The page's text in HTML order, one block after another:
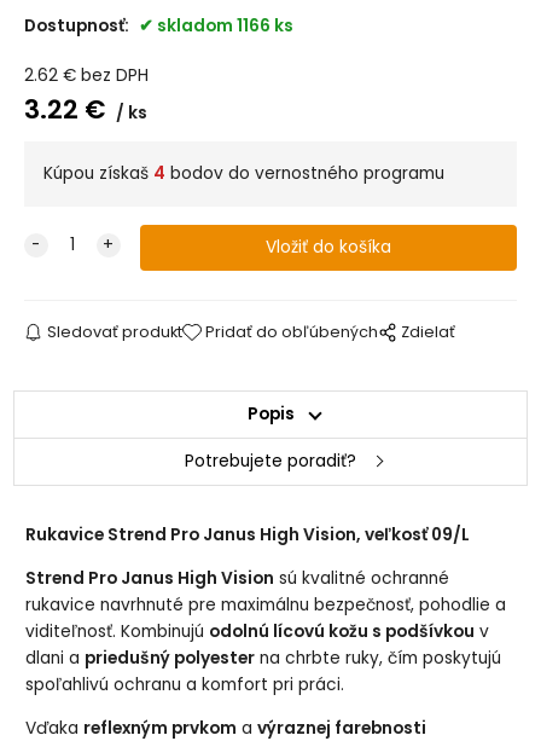
Dostupnosť: skladom 1166 ks
2.62€ bez DPH
3.22 € ks
Kúpou získaš 4 bodov do vernostného programu
Sledovať produkt Pridať do obľúbených Zdielať
Popis
Potrebujete poradiť?
Rukavice Strend Pro Janus High Vision, veľkosť 09/L
Strend Pro Janus High Vision sú kvalitné ochranné
rukavice navrhnuté pre maximálnu bezpečnosť, pohodlie a
viditeľnosť. Kombinujú odolnú lícovú kožu s podšívkou v
dlani a priedušný polyester na chrbte ruky, čím poskytujú
spoľahlivú ochranu a komfort pri práci.
Vďaka reflexným prvkom avýraznej farebnosti